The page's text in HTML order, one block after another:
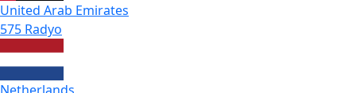
United Arab Emirates
575 Radyo